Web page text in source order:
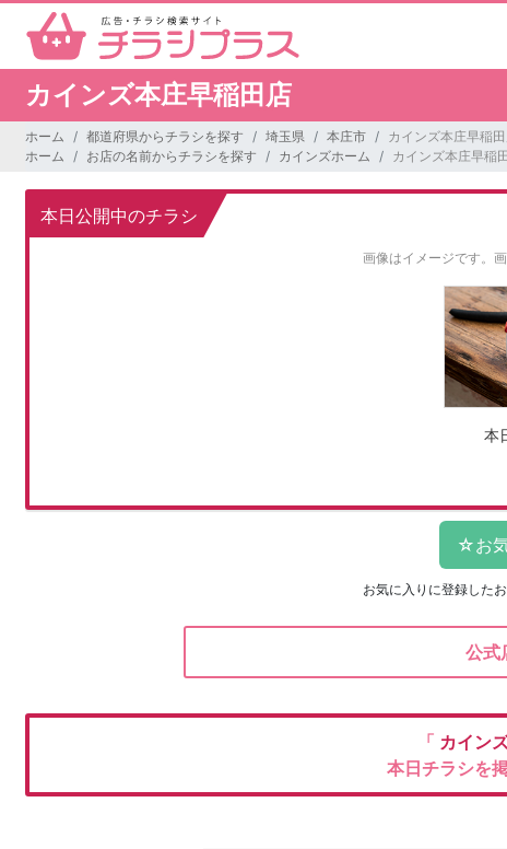
カインズ本庄早稲田店
ホーム 都道府県からチラシを探す 埼玉県 本庄市
カインズ本庄早稲
ホーム
お店の名前からチラシを探す カインズホーム カインズ本庄早稲
本日公開中のチラシ
画像はイメージです。
本
お気に入りに登録した
公式
「 カイン
本日チラシを